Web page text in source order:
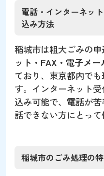
電話・インターネッ
込み方法
稲城市は粗大ごみの申
ット・FAX・電子メー
ており、東京都内で
す。インターネット
込み可能で、電話が
話できない方にとって
稲城市のごみ処理の